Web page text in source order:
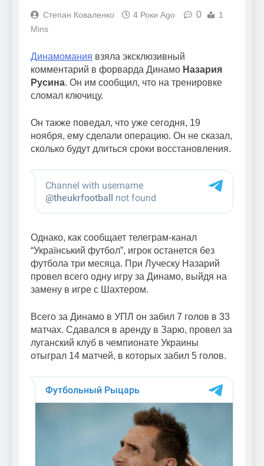
Степан Коваленко 4 Роки Ago 0
1
Mins
Динамомания взяла эксклюзивный
комментарий в форварда Динамо Назария
Русина. Он им сообщил, что на тренировке
сломал ключицу.
Он также поведал, что уже сегодня, 19
ноября, ему сделали операцию. Он не сказал,
сколько будут длиться сроки восстановления.
Однако, как сообщает телеграм-канал
“Український футбол”, игрок останется без
футбола три месяца. При Луческу Назарий
провел всего одну игру за Динамо, выйдя на
замену в игре с Шахтером.
Всего за Динамо в УПЛ он забил 7 голов в 33
матчах. Сдавался в аренду в Зарю, провел за
луганский клуб в чемпионате Украины
отыграл 14 матчей, в которых забил 5 голов.